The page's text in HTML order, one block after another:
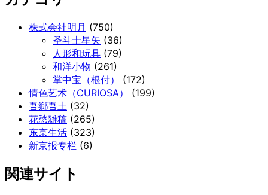
株式会社明月 (750)
圣斗士星矢 (36)
人形和玩具 (79)
和洋小物 (261)
掌中宝（根付）
(172)
情色艺术（CURIOSA）
(199)
吾鄉吾土 (32)
花愁雑稿 (265)
东京生活 (323)
新京报专栏 (6)
関連サイト